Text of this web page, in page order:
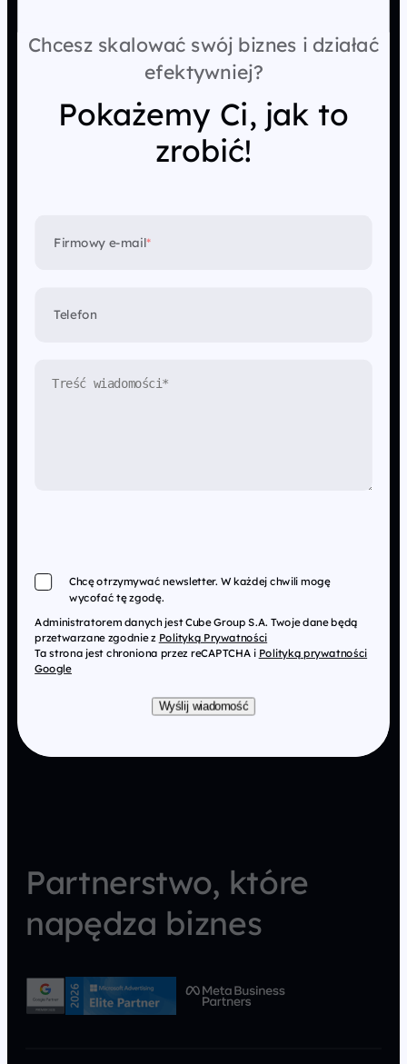
Chcesz skalować swój biznes i działać
efektywniej?
Pokażemy Ci, jak to
zrobić!
Firmowy e-mail*
Telefon
Chcę otrzymywać newsletter. W każdej chwili mogę
wycofać tę zgodę.
Administratorem danych jest Cube Group S.A. Twoje dane będą
przetwarzane zgodnie z Polityką Prywatności
Ta strona jest chroniona przez reCAPTCHA i Polityką prywatności
Google
Wyślij wiadomość
Partnerstwo, które
napędza biznes